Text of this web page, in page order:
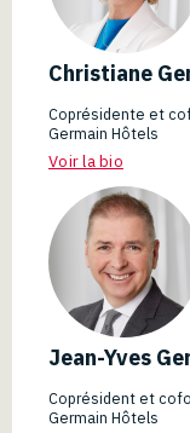
Christiane
Coprésidente et
Germain Hôtels
Voir la bio
Jean-Yves
Coprésident et
Germain Hôtels